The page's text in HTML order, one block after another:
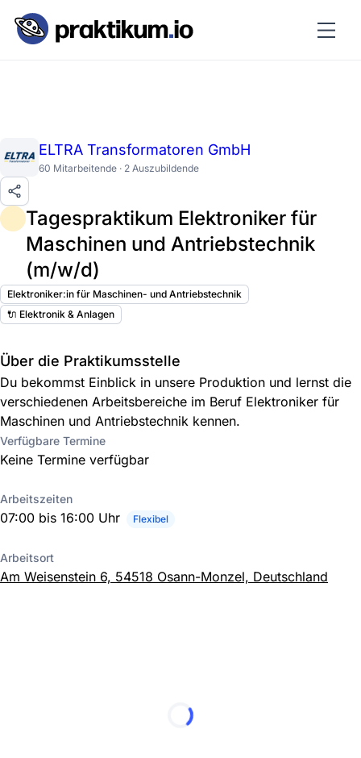
ELTRA Transformatoren GmbH
60 Mitarbeitende · 2 Auszubildende
Tagespraktikum Elektroniker für
Maschinen und Antriebstechnik
(m/w/d)
Elektroniker:in für Maschinen- und Antriebstechnik
🔌 Elektronik & Anlagen
Über die Praktikumsstelle
Du bekommst Einblick in unsere Produktion und lernst die
verschiedenen Arbeitsbereiche im Beruf Elektroniker für
Maschinen und Antriebstechnik kennen.
Verfügbare Termine
Keine Termine verfügbar
Arbeitszeiten
07:00 bis 16:00 Uhr Flexibel
Arbeitsort
Am Weisenstein 6, 54518 Osann-Monzel, Deutschland